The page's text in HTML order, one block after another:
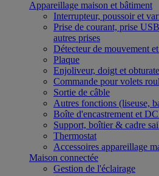
Appareillage maison et bâtiment
Interrupteur, poussoir et
Prise de courant, prise
autres prises
Détecteur de mouvement
Plaque
Enjoliveur, doigt et
Commande pour volets
Sortie de câble
Autres fonctions (liseuse,
Boîte d'encastrement et
Support, boîtier & cadre
Thermostat
Accessoires appareillage
Maison connectée
Gestion de l'éclairage